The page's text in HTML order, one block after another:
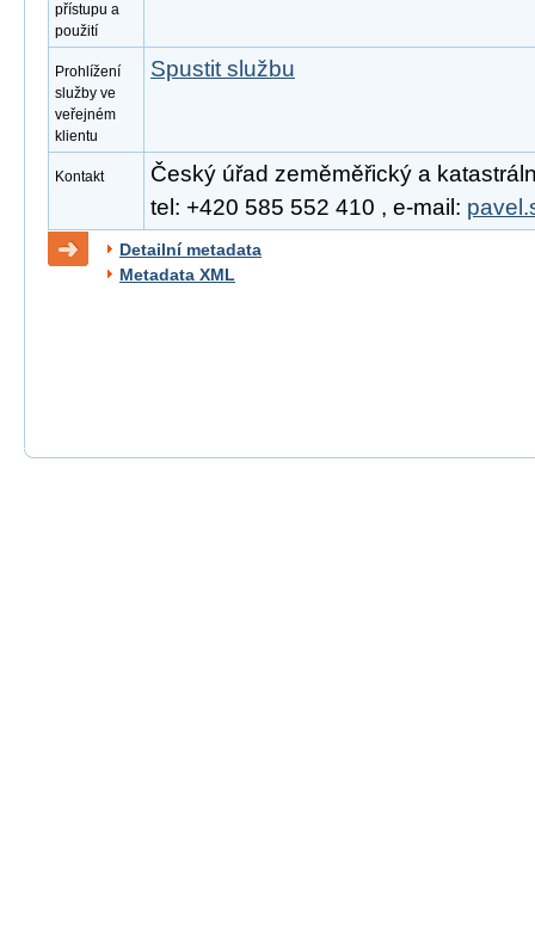
přístupu a
použití
Prohlížení
služby ve
veřejném
klientu
Spustit službu
Kontakt
Český úřad zeměměřický a
tel: +420 585 552 410 , e-mail:
Detailní metadata
Metadata XML